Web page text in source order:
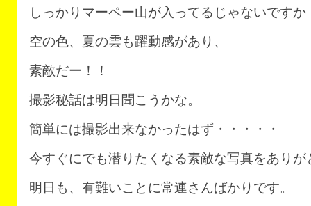
しっかりマーペー山が入ってるじゃないですか
空の色、夏の雲も躍動感があり、
素敵だー！！
撮影秘話は明日聞こうかな。
簡単には撮影出来なかったはず・・・・・
今すぐにでも潜りたくなる素敵な写真をありが
明日も、有難いことに常連さんばかりです。